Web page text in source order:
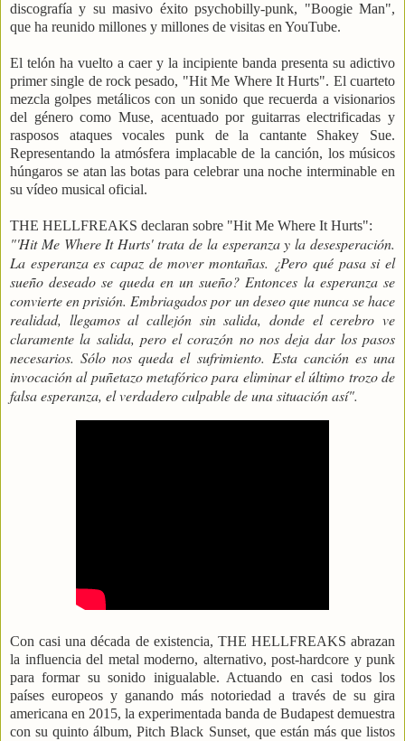
discografía y su masivo éxito psychobilly-punk, "Boogie Man",
que ha reunido millones y millones de visitas en YouTube.
El telón ha vuelto a caer y la incipiente banda presenta su adictivo
primer single de rock pesado, "Hit Me Where It Hurts". El cuarteto
mezcla golpes metálicos con un sonido que recuerda a visionarios
del género como Muse, acentuado por guitarras electrificadas y
rasposos ataques vocales punk de la cantante Shakey Sue.
Representando la atmósfera implacable de la canción, los músicos
húngaros se atan las botas para celebrar una noche interminable en
su vídeo musical oficial.
THE HELLFREAKS declaran sobre "Hit Me Where It Hurts":
"'Hit Me Where It Hurts' trata de la esperanza y la desesperación.
La esperanza es capaz de mover montañas. ¿Pero qué pasa si el
sueño deseado se queda en un sueño? Entonces la esperanza se
convierte en prisión. Embriagados por un deseo que nunca se hace
realidad, llegamos al callejón sin salida, donde el cerebro ve
claramente la salida, pero el corazón no nos deja dar los pasos
necesarios. Sólo nos queda el sufrimiento. Esta canción es una
invocación al puñetazo metafórico para eliminar el último trozo de
falsa esperanza, el verdadero culpable de una situación así".
Con casi una década de existencia, THE HELLFREAKS abrazan
la influencia del metal moderno, alternativo, post-hardcore y punk
para formar su sonido inigualable. Actuando en casi todos los
países europeos y ganando más notoriedad a través de su gira
americana en 2015, la experimentada banda de Budapest demuestra
con su quinto álbum, Pitch Black Sunset, que están más que listos